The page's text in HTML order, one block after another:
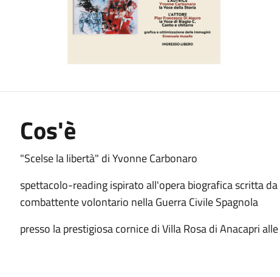
Cos'è
"Scelse la libertà" di Yvonne Carbonaro
spettacolo-reading ispirato all'opera biografica scritta
combattente volontario nella Guerra Civile Spagnola
presso la prestigiosa cornice di Villa Rosa di Anacapri